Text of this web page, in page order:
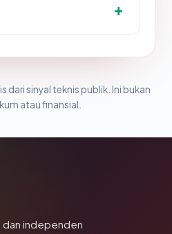
dari sinyal teknis publik. Ini bukan
atau finansial.
independen